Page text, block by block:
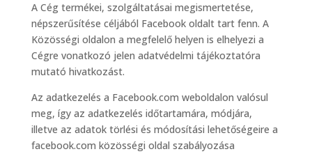
A Cég termékei, szolgáltatásai megismertetése,
népszerűsítése céljából Facebook oldalt tart fenn. A
Közösségi oldalon a megfelelő helyen is elhelyezi a
Cégre vonatkozó jelen adatvédelmi tájékoztatóra
mutató hivatkozást.
Az adatkezelés a Facebook.com weboldalon valósul
meg, így az adatkezelés időtartamára, módjára,
illetve az adatok törlési és módosítási lehetőségeire a
facebook.com közösségi oldal szabályozása